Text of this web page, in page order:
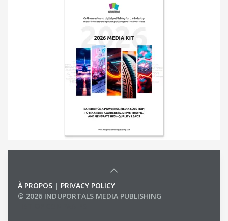
À PROPOS | PRIVACY POLICY
© 2026 INDUPORTALS MEDIA PUBLISHING